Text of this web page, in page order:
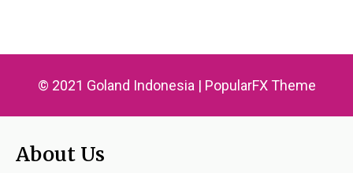
© 2021 Goland Indonesia | PopularFX Theme
About Us